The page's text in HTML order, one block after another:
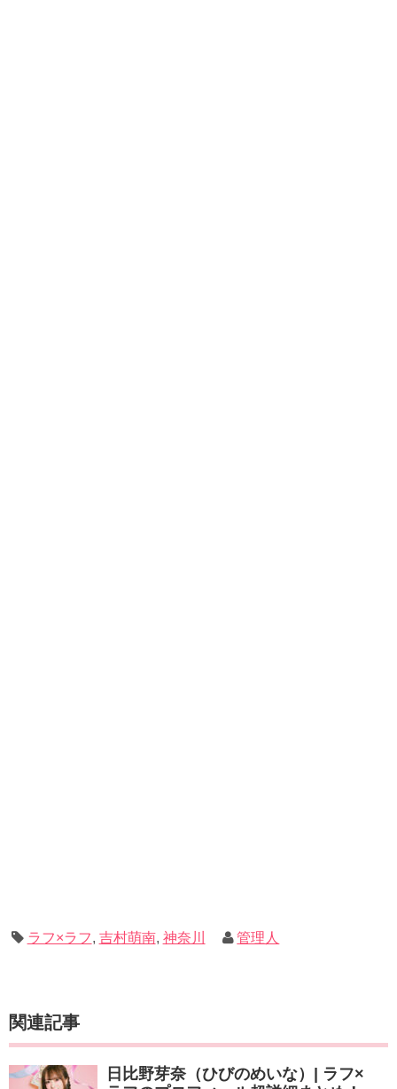
ラフ×ラフ, 吉村萌南, 神奈川 管理人
関連記事
日比野芽奈（ひびのめいな）| ラフ×